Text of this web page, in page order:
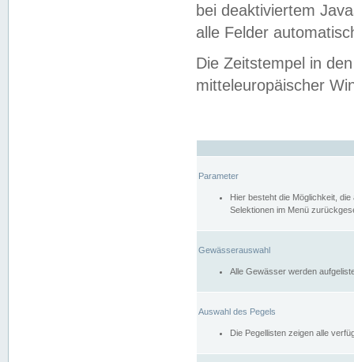
bei deaktiviertem
alle Felder
Die Zeitstempel in
mitteleuropäischer
Parameter
Hier besteht die Möglichkeit,
Selektionen im Menü
Gewässerauswahl
Alle Gewässer werden
Auswahl des Pegels
Die Pegellisten zeigen alle